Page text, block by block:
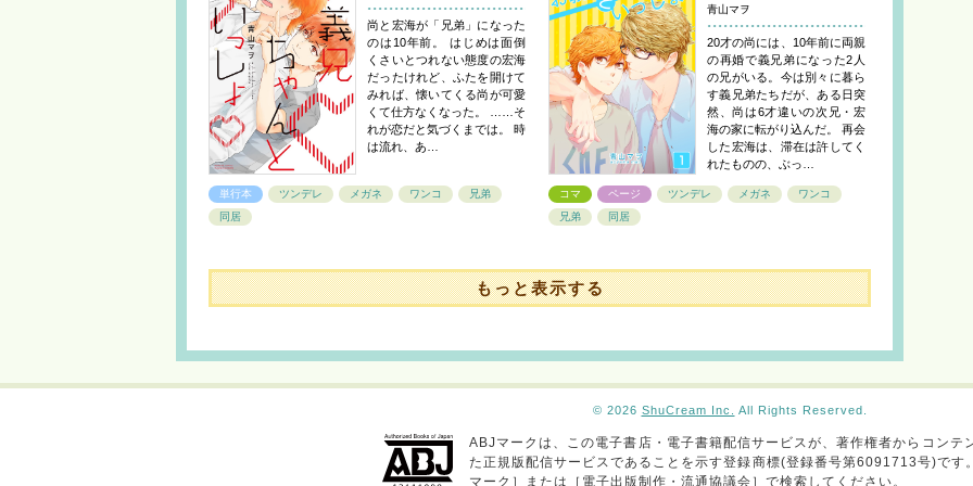
尚と宏海が「兄弟」になった
のは10年前。 はじめは面倒
くさいとつれない態度の宏海
だったけれど、ふたを開けて
みれば、懐いてくる尚が可愛
くて仕方なくなった。 ……そ
れが恋だと気づくまでは。 時
は流れ、あ…
単行本 ツンデレ メガネ ワンコ
兄弟
同居
青山マヲ
20才の尚には、10年前に両親
の再婚で義兄弟になった2人
の兄がいる。今は別々に暮ら
す義兄弟たちだが、ある日突
然、尚は6才違いの次兄・宏
海の家に転がり込んだ。 再会
した宏海は、滞在は許してく
れたものの、ぶっ…
コマ ページ ツンデレ メガネ
ワンコ
兄弟
同居
もっと表示する
© 2026 ShuCream Inc. All Rights Reserved.
ABJマークは、この電子書店・電子書籍配信サービスが、著作権者からコンテ
た正規版配信サービスであることを示す登録商標(登録番号第6091713号)です
マーク］または［電子出版制作・流通協議会］で検索してください。